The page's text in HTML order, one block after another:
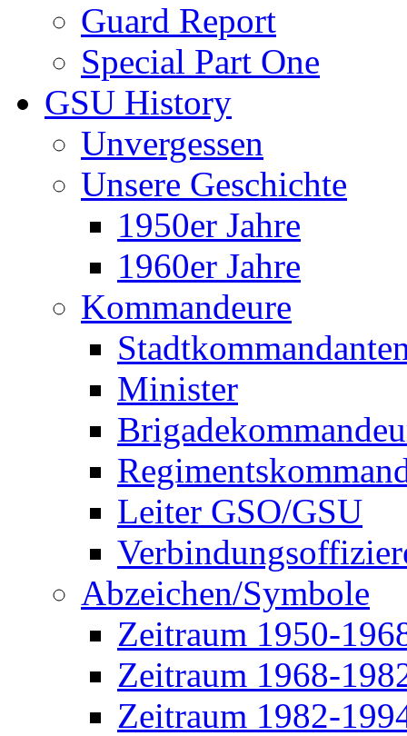
Guard Report
Special Part One
GSU History
Unvergessen
Unsere Geschichte
1950er Jahre
1960er Jahre
Kommandeure
Minister
Leiter GSO/GSU
Abzeichen/Symbole
Zeitraum 1950-
Zeitraum 1968-
Zeitraum 1982-